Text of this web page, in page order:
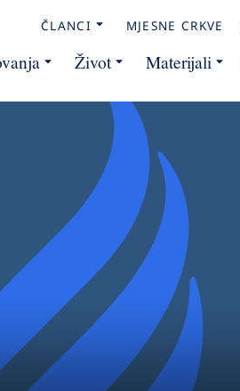
ČLANCI MJESNE CRKVE
Život Materijali